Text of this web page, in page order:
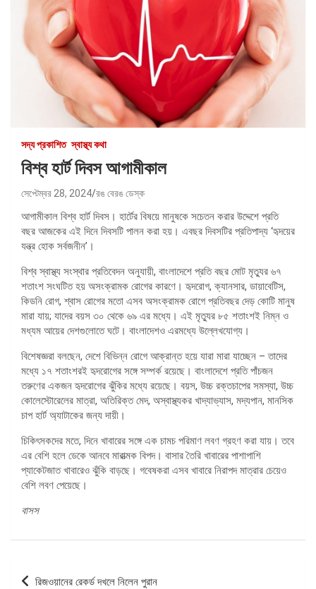
সদ্য প্রকাশিত স্বাস্থ্য কথা
বিশ্ব হার্ট দিবস আগামীকাল
সেপ্টেম্বর 28, 2024 রঙ বেরঙ ডেস্ক
আগামীকাল বিশ্ব হার্ট দিবস। হার্টের বিষয়ে মানুষকে সচেতন করার উদ্দেশে প্রতি
বছর আজকের এই দিনে দিবসটি পালন করা হয়। এবছর দিবসটির প্রতিপাদ্য ‘হৃদয়ের
যন্ত্র হোক সর্বজনীন’।
বিশ্ব স্বাস্থ্য সংস্থার প্রতিবেদন অনুযায়ী, বাংলাদেশে প্রতি বছর মোট মৃত্যুর ৬৭
শতাংশ সংঘটিত হয় অসংক্রামক রোগের কারণে। হৃদরোগ, ক্যানসার, ডায়াবেটিস,
কিডনি রোগ, শ্বাস রোগের মতো এসব অসংক্রামক রোগে প্রতিবছর দেড় কোটি মানুষ
মারা যায়; যাদের বয়স ৩০ থেকে ৬৯ এর মধ্যে। এই মৃত্যুর ৮৫ শতাংশই নিম্ন ও
মধ্যম আয়ের দেশগুলোতে ঘটে। বাংলাদেশও এরমধ্যে উল্লেখযোগ্য।
বিশেষজ্ঞরা বলছেন, দেশে বিভিন্ন রোগে আক্রান্ত হয়ে যারা মারা যাচ্ছেন – তাদের
মধ্যে ১৭ শতাংশরই হৃদরোগের সঙ্গে সম্পর্ক রয়েছে। বাংলাদেশে প্রতি পাঁচজন
তরুণের একজন হৃদরোগের ঝুঁকির মধ্যে রয়েছে। বয়স, উচ্চ রক্তচাপের সমস্যা, উচ্চ
কোলেস্টোরেলের মাত্রা, অতিরিক্ত মেদ, অস্বাস্থ্যকর খাদ্যাভ্যাস, মদ্যপান, মানসিক
চাপ হার্ট অ্যাটাকের জন্য দায়ী।
চিকিৎসকদের মতে, দিনে খাবারের সঙ্গে এক চামচ পরিমাণ লবণ গ্রহণ করা যায়। তবে
এর বেশি হলে ডেকে আনবে মারাত্মক বিপদ। বাসার তৈরি খাবারের পাশাপাশি
প্যাকেটজাত খাবারেও ঝুঁকি বাড়ছে। গবেষকরা এসব খাবারে নিরাপদ মাত্রার চেয়েও
বেশি লবণ পেয়েছে।
বাসস
পোস্ট
রিজওয়ানের রেকর্ড দখলে নিলেন পুরান